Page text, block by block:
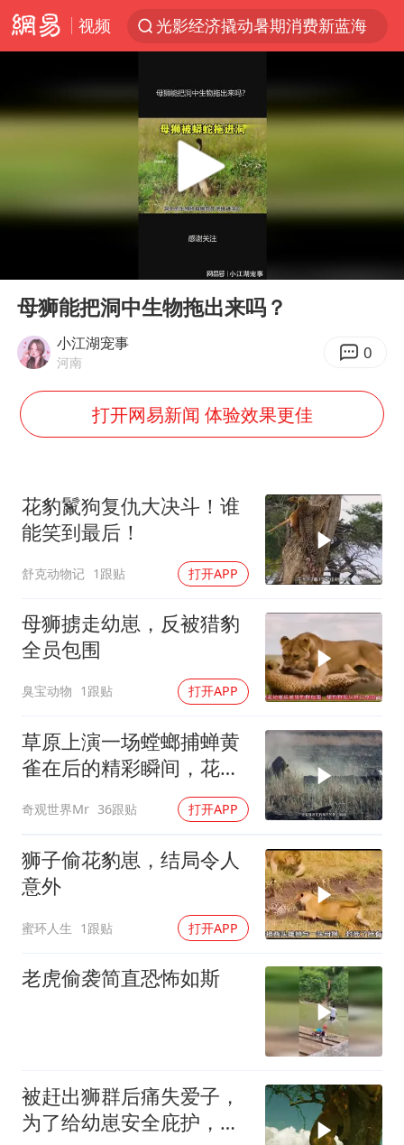
视频
光影经济撬动暑期消费新蓝海
“新疆的交警怎么个个像我妈”
西湖突现狂风暴雨 游客瞬间被浇透
香港正式允许“拒绝抢救”
《欢迎来龙餐馆》口碑
白海豚将正面袭击贯穿浙江
郑丽文：台湾从来没有“独立”过
杭州全市有序停课
“不怕六爷挂得多 就怕六爷挂一颗”
全民健身事业高质量发展
梁家辉百花奖演讲落泪
乐享全民健身 共筑健康中国
Play
母狮能把洞中生物拖出来吗？
小江湖宠事
河南 0
打开网易新闻 体验效果更佳
花豹鬣狗复仇大决斗！谁
能笑到最后！
舒克动物记 1跟贴 打开APP
母狮掳走幼崽，反被猎豹
全员包围
臭宝动物 1跟贴 打开APP
草原上演一场螳螂捕蝉黄
雀在后的精彩瞬间，花豹
奇观世界Mr 36跟贴 打开APP
狮子偷花豹崽，结局令人
意外
蜜环人生 1跟贴 打开APP
老虎偷袭简直恐怖如斯
被赶出狮群后痛失爱子，
为了给幼崽安全庇护，狮